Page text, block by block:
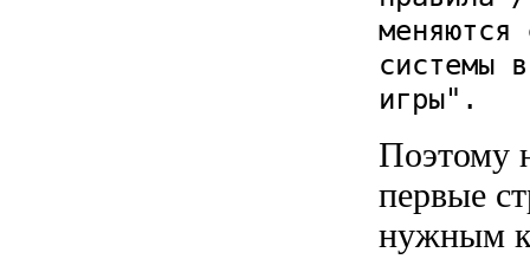
системы
игры".
Поэтому
первые
нужным